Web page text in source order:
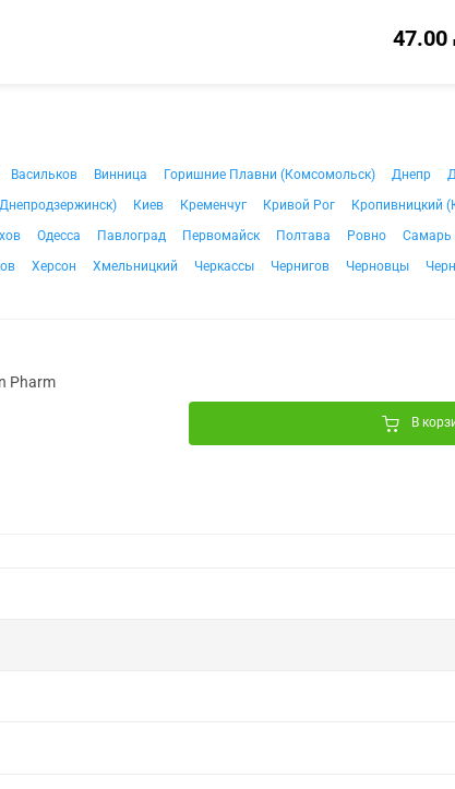
47.00
Васильков Винница Горишние Плавни (Комсомольск) Днепр
Киев Кременчуг Кривой Рог Кропивницкий
Одесса Павлоград Первомайск Полтава Ровно Самарь
Херсон Хмельницкий Черкассы Чернигов Черновцы
Pharm
В